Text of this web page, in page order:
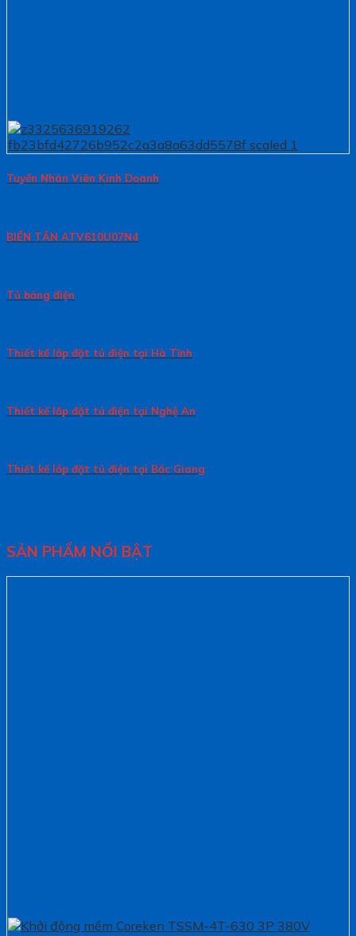
Tuyển Nhân Viên Kinh Doanh
BIẾN TẦN ATV610U07N4
Tủ bảng điện
Thiết kế lắp đặt tủ điện tại Hà Tĩnh
Thiết kế lắp đặt tủ điện tại Nghệ An
Thiết kế lắp đặt tủ điện tại Bắc Giang
SẢN PHẨM NỔI BẬT